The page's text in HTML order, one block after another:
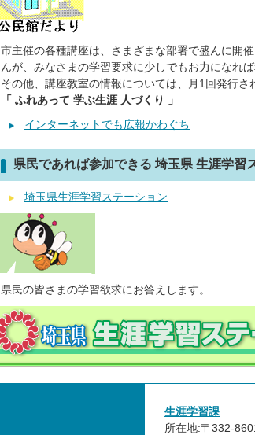
市主催の各種講座は、さまざまな部署で盛んに開
んが、みなさまの学習要求に少しでもお力になれば
その他、講座教室の情報については、月1回発行さ
「 ふれあって 学ぶ生涯 人づくり 」
インターネットでも広報かわぐち
県民であれば参加できる 埼玉県 生涯学習
埼玉県生涯学習ステーション
県民の皆さまの学習欲求にお答えします。
生涯学習課
所在地:〒332-